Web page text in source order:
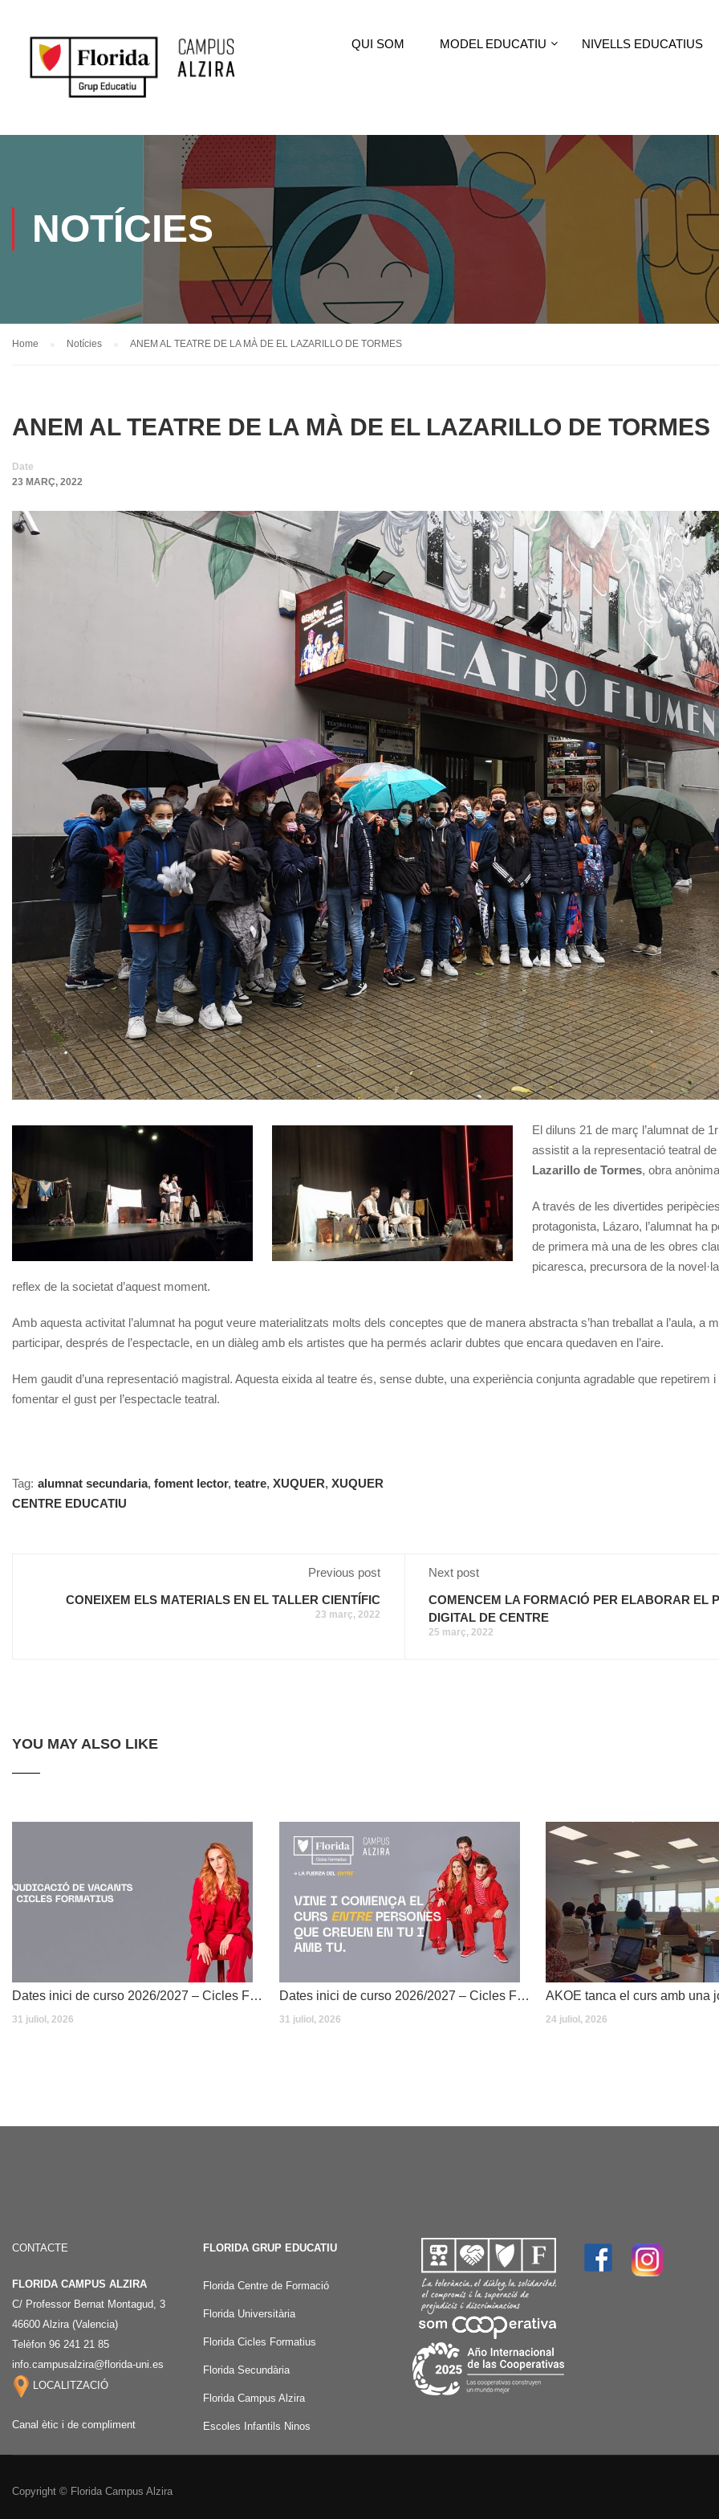
QUI SOM MODEL EDUCATIU NIVELLS EDUCATIUS
NOTÍCIES
Home Notícies ANEM AL TEATRE DE LA MÀ DE EL LAZARILLO DE TORMES
ANEM AL TEATRE DE LA MÀ DE EL LAZARILLO DE TORMES
Date
23 MARÇ, 2022
El diluns 21 de març l’alumnat de 1r
assistit a la representació teatral de
Lazarillo de Tormes, obra
A través de les divertides
protagonista, Lázaro, l’alumnat ha
de primera mà una de les obres
picaresca, precursora de la
reflex de la societat d’aquest moment.
Amb aquesta activitat l’alumnat ha pogut veure materialitzats molts dels conceptes que de manera abstracta s’han treballat a l’aula, a
participar, després de l’espectacle, en un diàleg amb els artistes que ha permés aclarir dubtes que encara quedaven en l’aire.
Hem gaudit d’una representació magistral. Aquesta eixida al teatre és, sense dubte, una experiència conjunta agradable que repetirem i
fomentar el gust per l’espectacle teatral.
Tag: alumnat secundaria, foment lector, teatre, XUQUER, XUQUER
CENTRE EDUCATIU
Previous post
CONEIXEM ELS MATERIALS EN EL TALLER CIENTÍFIC
23 març, 2022
Next post
COMENCEM LA FORMACIÓ PER ELABORAR EL
DIGITAL DE CENTRE
25 març, 2022
YOU MAY ALSO LIKE
Dates inici de curso 2026/2027 – Cicles Formatius
31 juliol, 2026
Dates inici de curso 2026/2027 – Cicles Formatius
31 juliol, 2026 24 juliol, 2026
CONTACTE
FLORIDA CAMPUS ALZIRA
C/ Professor Bernat Montagud, 3
46600 Alzira (Valencia)
Telèfon 96 241 21 85
info.campusalzira@florida-uni.es
LOCALITZACIÓ
Canal ètic i de compliment
FLORIDA GRUP EDUCATIU
Florida Centre de Formació
Florida Universitària
Florida Cicles Formatius
Florida Secundària
Florida Campus Alzira
Escoles Infantils Ninos
Copyright © Florida Campus Alzira